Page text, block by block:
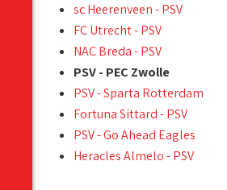
sc Heerenveen - PSV
FC Utrecht - PSV
NAC Breda - PSV
PSV - PEC Zwolle
PSV - Sparta Rotterdam
Fortuna Sittard - PSV
PSV - Go Ahead Eagles
Heracles Almelo - PSV